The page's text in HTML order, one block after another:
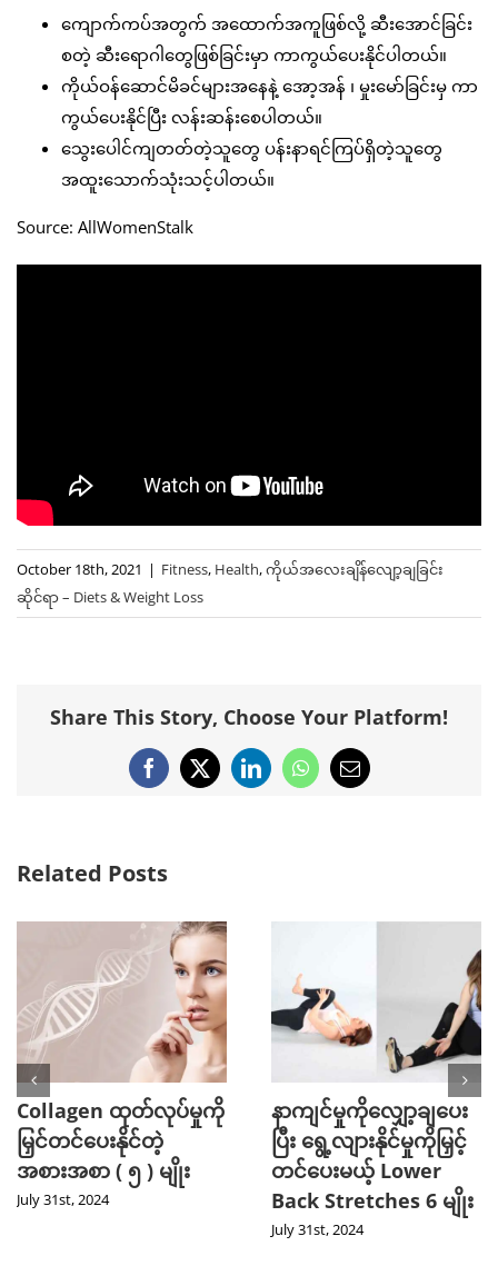
ကျောက်ကပ်အတွက် အထောက်အကူဖြစ်လို့ ဆီးအောင်ခြင်း
စတဲ့ ဆီးရောဂါတွေဖြစ်ခြင်းမှာ ကာကွယ်ပေးနိုင်ပါတယ်။
ကိုယ်ဝန်ဆောင်မိခင်များအနေနဲ့ အော့အန် ၊ မှုးမော်ခြင်းမှ ကာ
ကွယ်ပေးနိုင်ပြီး လန်းဆန်းစေပါတယ်။
သွေးပေါင်ကျတတ်တဲ့သူတွေ ပန်းနာရင်ကြပ်ရှိတဲ့သူတွေ
အထူးသောက်သုံးသင့်ပါတယ်။
Source: AllWomenStalk
October 18th, 2021 | Fitness, Health,ကိုယ်အလေးချိန်လျော့ချခြင်း
ဆိုင်ရာ – Diets & Weight Loss
Share This Story, Choose Your Platform!
Facebook
X LinkedInWhatsApp
Email
Related Posts
Collagen ထုတ်လုပ်မှုကို
မြှင်တင်ပေးနိုင်တဲ့
အစားအစာ ( ၅ ) မျိုး
July 31st, 2024
နာကျင်မှုကိုလျှော့ချပေး
ပြီး ရွေ့လျားနိုင်မှုကိုမြှင့်
တင်ပေးမယ့် Lower
Back Stretches 6 မျိုး
July 31st, 2024